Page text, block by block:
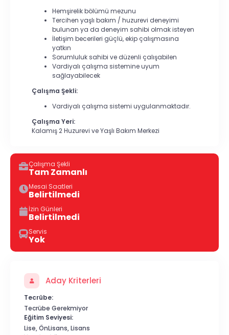
Hemşirelik bölümü mezunu
Tercihen yaşlı bakım / huzurevi deneyimi
bulunan ya da deneyim sahibi olmak isteyen
İletişim becerileri güçlü, ekip çalışmasına
yatkın
Sorumluluk sahibi ve düzenli çalışabilen
Vardiyalı çalışma sistemine uyum
sağlayabilecek
Çalışma Şekli:
Vardiyalı çalışma sistemi uygulanmaktadır.
Çalışma Yeri:
Kalamış 2 Huzurevi ve Yaşlı Bakım Merkezi
Çalışma Şekli
Tam Zamanlı
Mesai Saatleri
Belirtilmedi
İzin Günleri
Belirtilmedi
Servis
Yok
Aday Kriterleri
Tecrübe:
Tecrübe Gerekmiyor
Eğitim Seviyesi:
Lise, ÖnLisans, Lisans